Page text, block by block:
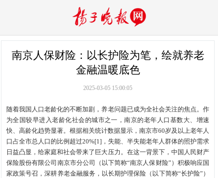
南京人保财险：以长护险为笔，绘就养老
金融温暖底色
2025-03-05 15:00:05
随着我国人口老龄化的不断加剧，养老问题已成为全社会关注的焦点。作
为全国较早进入老龄化社会的城市之一，南京的老年人口基数大、增速
快、高龄化趋势显著。根据相关统计数据显示，南京市60岁及以上老年人
口占全市总人口的比例超过20%[1]，失能、半失能老年人群体的照护需求
日益凸显，给家庭和社会带来了巨大压力。在这一背景下，中国人民财产
保险股份有限公司南京市分公司（以下简称“南京人保财险”）积极响应国
家政策号召，深耕养老金融服务，以长期护理保险（以下简称“长护险”）